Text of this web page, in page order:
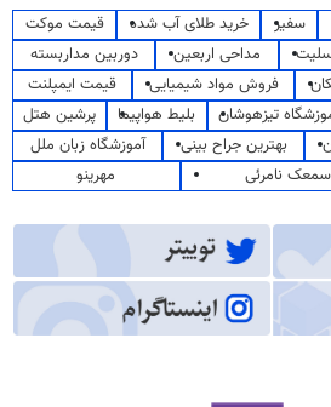
سفیر خرید طلای آب شده
قیمت موکت
مداحی اربعین
دوربین مداربسته
فروش مواد شیمیایی
قیمت ایمپلنت
تیزهوشان بلیط هواپیما
پرشین هتل
بهترین جراح بینی
آموزشگاه زبان ملل
نامرئی
مهرینو